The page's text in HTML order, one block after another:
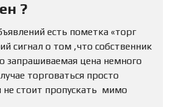
?
есть пометка «торг
сигнал о том ,что собственник
запрашиваемая цена немного
торговаться просто
стоит пропускать мимо